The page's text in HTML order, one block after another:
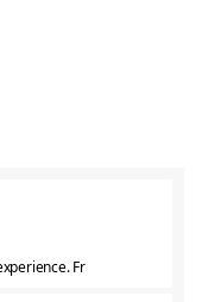
Fr